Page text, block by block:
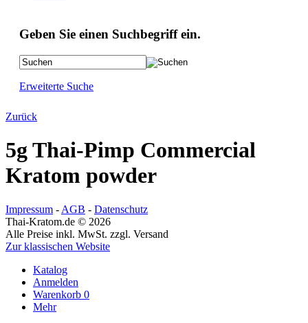
Geben Sie einen Suchbegriff ein.
Erweiterte Suche
Zurück
5g Thai-Pimp Commercial
Kratom powder
Impressum - AGB - Datenschutz
Thai-Kratom.de © 2026
Alle Preise inkl. MwSt. zzgl. Versand
Zur klassischen Website
Katalog
Anmelden
Warenkorb 0
Mehr